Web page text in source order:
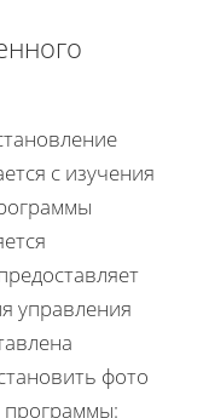
с изучения
управления
фото